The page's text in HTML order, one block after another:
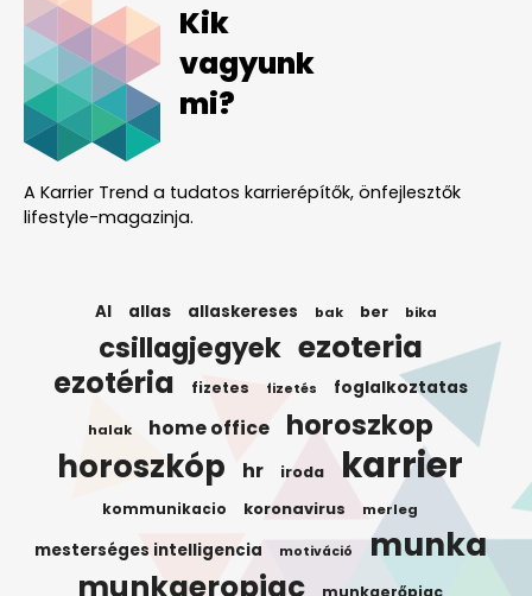
Kik
vagyunk
mi?
A Karrier Trend a tudatos karrierépítők, önfejlesztők
lifestyle-magazinja.
AI allas allaskereses bak ber bika
csillagjegyek ezoteria
ezotéria fizetes fizetés foglalkoztatas
halak home office horoszkop
horoszkóp hr iroda karrier
kommunikacio koronavirus merleg
mesterséges intelligencia motiváció munka
munkaeropiac munkaerőpiac